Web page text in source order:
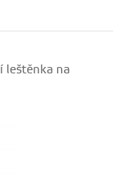
leštěnka na